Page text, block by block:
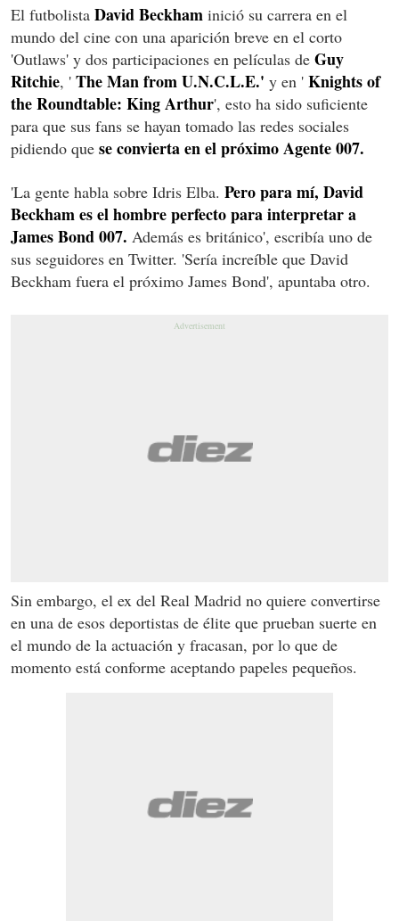
El futbolista David Beckham inició su carrera en el
mundo del cine con una aparición breve en el corto
'Outlaws' y dos participaciones en películas de Guy
Ritchie, ' The Man from U.N.C.L.E.' y en ' Knights of
the Roundtable: King Arthur', esto ha sido suficiente
para que sus fans se hayan tomado las redes sociales
pidiendo que se convierta en el próximo Agente 007.
'La gente habla sobre Idris Elba. Pero para mí, David
Beckham es el hombre perfecto para interpretar a
James Bond 007. Además es británico', escribía uno de
sus seguidores en Twitter. 'Sería increíble que David
Beckham fuera el próximo James Bond', apuntaba otro.
Sin embargo, el ex del Real Madrid no quiere convertirse
en una de esos deportistas de élite que prueban suerte en
el mundo de la actuación y fracasan, por lo que de
momento está conforme aceptando papeles pequeños.